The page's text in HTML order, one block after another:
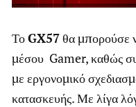
ΤοGX57θα μπορούσε
μέσου Gamer, καθώς
με εργονομικό
κατασκευής. Με λίγα